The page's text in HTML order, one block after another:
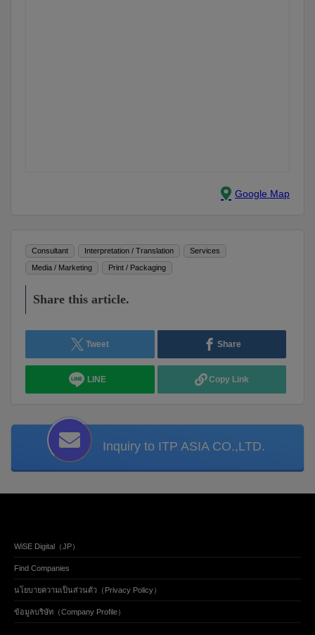
Google Map
Consultant Interpretation / Translation
Services
Media / Marketing
Print / Packaging
Share this article.
Tweet Share
LINE Copy Link
Inquiry to ITP ASIA CO.,LTD.
WiSE Digital（JP）
Find Companies
นโยบายความเป็นส่วนตัว（Privacy Policy）
ข้อมูลบริษัท（Company Profile）